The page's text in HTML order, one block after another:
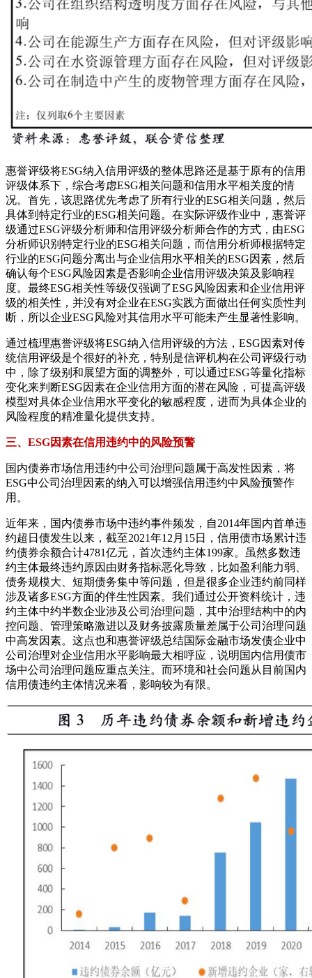
惠誉评级将ESG纳入信用评级的整体思路还是基于原有的信用
评级体系下，综合考虑ESG相关问题和信用水平相关度的情
况。首先，该思路优先考虑了所有行业的ESG相关问题，然后
具体到特定行业的ESG相关问题。在实际评级作业中，惠誉评
级通过ESG评级分析师和信用评级分析师合作的方式，由ESG
分析师识别特定行业的ESG相关问题，而信用分析师根据特定
行业的ESG问题分离出与企业信用水平相关的ESG因素，然后
确认每个ESG风险因素是否影响企业信用评级决策及影响程
度。最终ESG相关性等级仅强调了ESG风险因素和企业信用评
级的相关性，并没有对企业在ESG实践方面做出任何实质性判
断，所以企业ESG风险对其信用水平可能未产生显著性影响。
通过梳理惠誉评级将ESG纳入信用评级的方法，ESG因素对传
统信用评级是个很好的补充，特别是信评机构在公司评级行动
中，除了级别和展望方面的调整外，可以通过ESG等量化指标
变化来判断ESG因素在企业信用方面的潜在风险，可提高评级
模型对具体企业信用水平变化的敏感程度，进而为具体企业的
风险程度的精准量化提供支持。
三、ESG因素在信用违约中的风险预警
国内债券市场信用违约中公司治理问题属于高发性因素，将
ESG中公司治理因素的纳入可以增强信用违约中风险预警作
用。
近年来，国内债券市场中违约事件频发，自2014年国内首单违
约超日债发生以来，截至2021年12月15日，信用债市场累计违
约债券余额合计4781亿元，首次违约主体199家。虽然多数违
约主体最终违约原因由财务指标恶化导致，比如盈利能力弱、
债务规模大、短期债务集中等问题，但是很多企业违约前同样
涉及诸多ESG方面的伴生性因素。我们通过公开资料统计，违
约主体中约半数企业涉及公司治理问题，其中治理结构中的内
控问题、管理策略激进以及财务披露质量差属于公司治理问题
中高发因素。这点也和惠誉评级总结国际金融市场发债企业中
公司治理对企业信用水平影响最大相呼应，说明国内信用债市
场中公司治理问题应重点关注。而环境和社会问题从目前国内
信用债违约主体情况来看，影响较为有限。